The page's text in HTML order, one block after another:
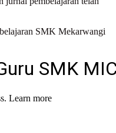
SMK Mekarwangi